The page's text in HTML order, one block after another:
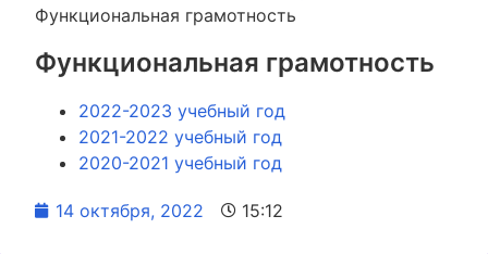
Функциональная грамотность
Функциональная грамотность
2022-2023 учебный год
2021-2022 учебный год
2020-2021 учебный год
14 октября, 2022 15:12